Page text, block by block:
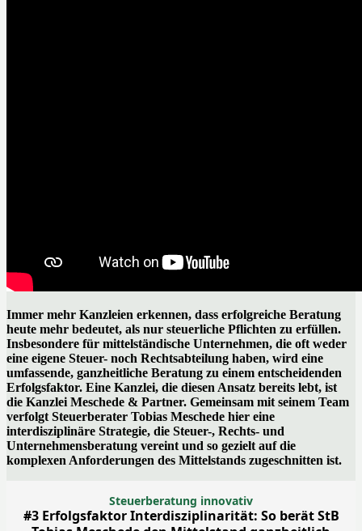
Immer mehr Kanzleien erkennen, dass erfolgreiche Beratung
heute mehr bedeutet, als nur steuerliche Pflichten zu erfüllen.
Insbesondere für mittelständische Unternehmen, die oft weder
eine eigene Steuer- noch Rechtsabteilung haben, wird eine
umfassende, ganzheitliche Beratung zu einem entscheidenden
Erfolgsfaktor. Eine Kanzlei, die diesen Ansatz bereits lebt, ist
die Kanzlei Meschede & Partner. Gemeinsam mit seinem Team
verfolgt Steuerberater Tobias Meschede hier eine
interdisziplinäre Strategie, die Steuer-, Rechts- und
Unternehmensberatung vereint und so gezielt auf die
komplexen Anforderungen des Mittelstands zugeschnitten ist.